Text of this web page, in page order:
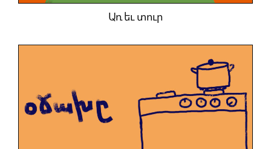
Առ եւ տուր